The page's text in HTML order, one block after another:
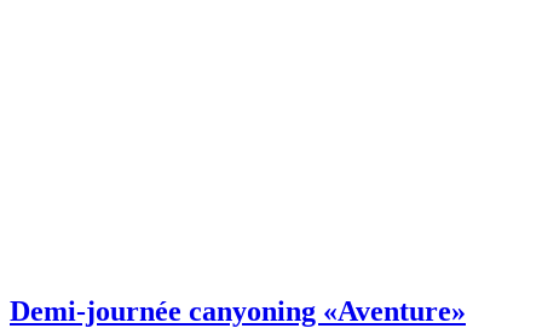
Demi-journée canyoning «Aventure»